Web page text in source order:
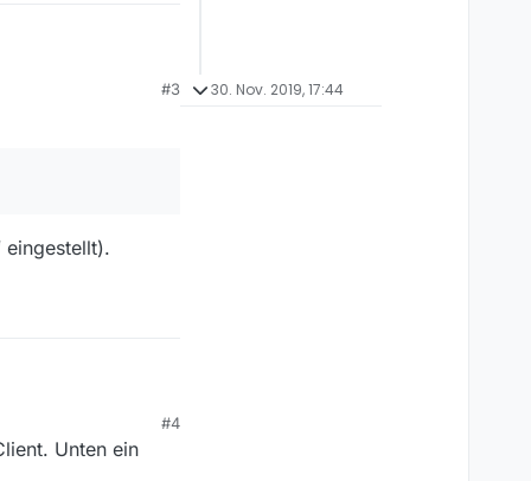
#3
eingestellt).
#4
Unten ein
30. Nov. 2019, 17:44